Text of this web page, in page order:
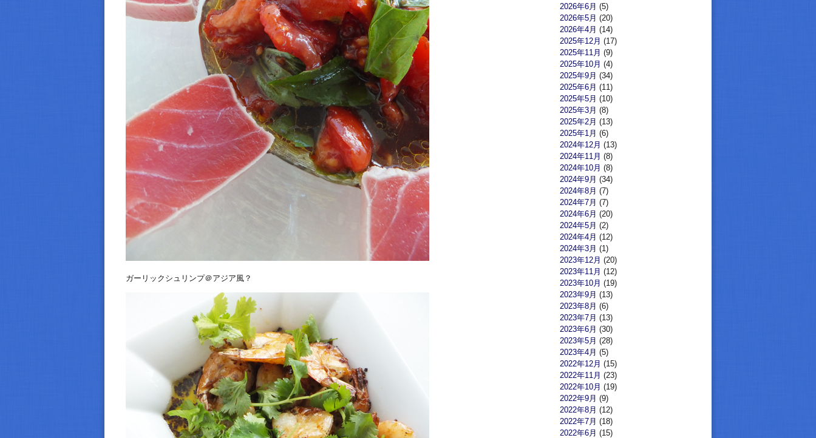
ガーリックシュリンプ＠アジア風？
2026年6月 (5)
2026年5月 (20)
2026年4月 (14)
2025年12月 (17)
2025年11月 (9)
2025年10月 (4)
2025年9月 (34)
2025年6月 (11)
2025年5月 (10)
2025年3月 (8)
2025年2月 (13)
2025年1月 (6)
2024年12月 (13)
2024年11月 (8)
2024年10月 (8)
2024年9月 (34)
2024年8月 (7)
2024年7月 (7)
2024年6月 (20)
2024年5月 (2)
2024年4月 (12)
2024年3月 (1)
2023年12月 (20)
2023年11月 (12)
2023年10月 (19)
2023年9月 (13)
2023年8月 (6)
2023年7月 (13)
2023年6月 (30)
2023年5月 (28)
2023年4月 (5)
2022年12月 (15)
2022年11月 (23)
2022年10月 (19)
2022年9月 (9)
2022年8月 (12)
2022年7月 (18)
2022年6月 (15)